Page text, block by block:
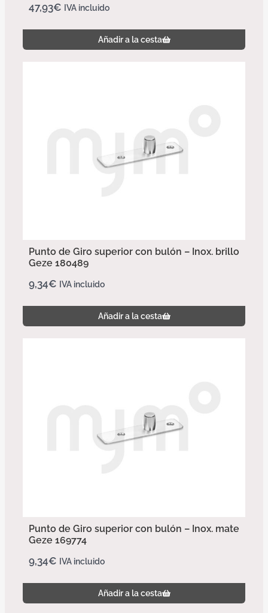
47,93€ IVA incluido
Añadir a la cesta
Punto de Giro superior con bulón – Inox. brillo
Geze 180489
9,34€ IVA incluido
Añadir a la cesta
Punto de Giro superior con bulón – Inox. mate
Geze 169774
9,34€ IVA incluido
Añadir a la cesta